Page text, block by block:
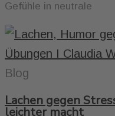
Gefühle in neutrale
Blog
Lachen gegen
leichter macht